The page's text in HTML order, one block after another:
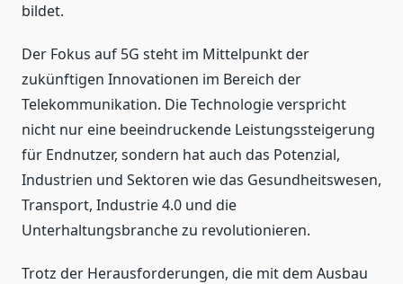
bildet.
Der Fokus auf 5G steht im Mittelpunkt der
zukünftigen Innovationen im Bereich der
Telekommunikation. Die Technologie verspricht
nicht nur eine beeindruckende Leistungssteigerung
für Endnutzer, sondern hat auch das Potenzial,
Industrien und Sektoren wie das Gesundheitswesen,
Transport, Industrie 4.0 und die
Unterhaltungsbranche zu revolutionieren.
Trotz der Herausforderungen, die mit dem Ausbau